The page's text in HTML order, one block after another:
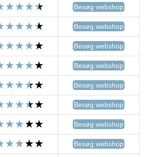
Besøg webshop
Besøg webshop
Besøg webshop
Besøg webshop
Besøg webshop
Besøg webshop
Besøg webshop
Besøg webshop